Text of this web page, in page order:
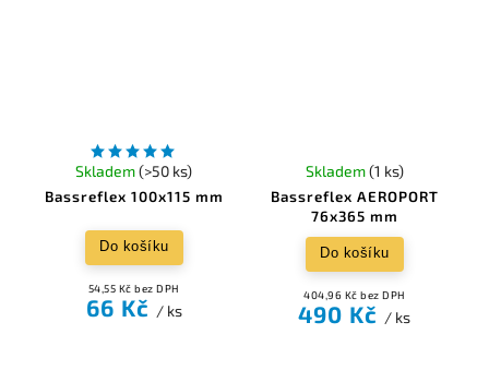
Bassreflex 100x115 mm
Skladem(>50 ks)
54,55 Kč bez DPH
66 Kč / ks
Do košíku
Bassreflex AEROPORT
76x365 mm
Skladem(1 ks)
404,96 Kč bez DPH
490 Kč / ks
Do košíku